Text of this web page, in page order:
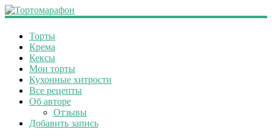
Торты
Крема
Кексы
Мои торты
Кухонные хитрости
Все рецепты
Об авторе
Отзывы
Добавить запись